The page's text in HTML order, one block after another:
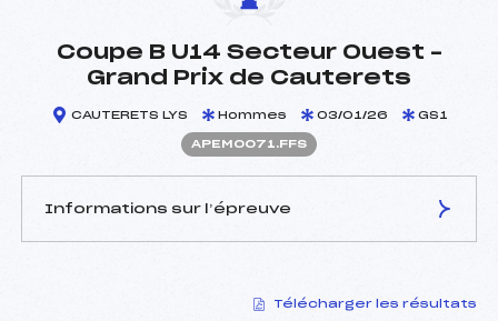
Coupe B U14 Secteur Ouest –
Grand Prix de Cauterets
CAUTERETS LYS Hommes 03/01/26 GS1
APEM0071.FFS
Informations sur l’épreuve
RIGAIL DANIEL (PE)
Télécharger les résultats